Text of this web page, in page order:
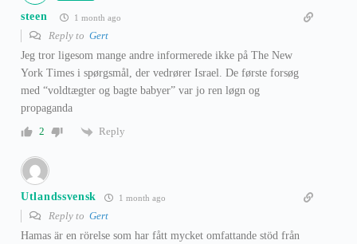
steen 1 month ago
Reply to Gert
Jeg tror ligesom mange andre informerede ikke på The New
York Times i spørgsmål, der vedrører Israel. De første forsøg
med “voldtægter og bagte babyer” var jo ren løgn og
propaganda
2
Reply
Utlandssvensk 1 month ago
Reply to Gert
Hamas är en rörelse som har fått mycket omfattande stöd från